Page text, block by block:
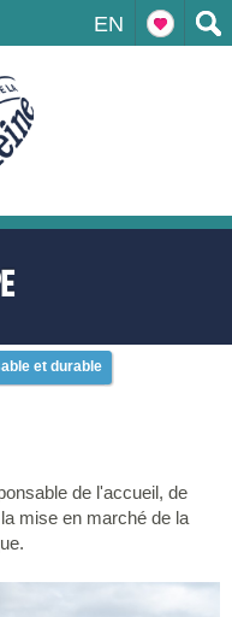
EN
et durable
de l'accueil, de
mise en marché de la